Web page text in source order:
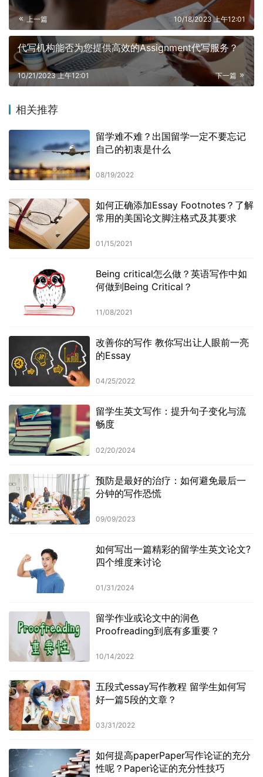
上一篇 10/18/2023 上午12:01
代写机构能否为您提供高效的Assignment代写服务？
下一篇
10/21/2023 上午12:01
相关推荐
留学难不难？出国留学一定不要忘记
自己的初衷是什么
08/19/2022
如何正确添加Essay Footnotes？了解
常用的美国论文脚注格式及其要求
01/15/2021
Being critical怎么做？英语写作中如
何做到Being Critical？
11/08/2021
改善你的写作 教你写出让人眼前一亮
的Essay
04/25/2022
留学生英文写作：提升句子变化与流
畅度
02/20/2024
预防是最好的治疗：如何避免最后一
分钟的写作恐慌
09/09/2023
如何写出一篇精彩的留学生英文论文?
四个维度来讨论
01/31/2024
留学作业或论文中的润色
Proofreading到底有多重要？
10/14/2022
五段式essay写作教程 留学生如何写
好一篇5段的文章？
03/31/2022
如何提高paperPaper写作论证的充分
性呢？Paper论证的充分性技巧